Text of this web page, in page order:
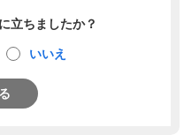
立ちましたか？
いいえ